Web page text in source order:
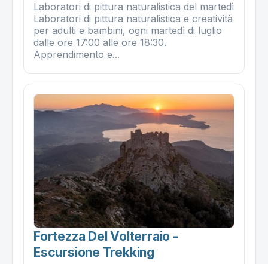
Laboratori di pittura naturalistica del martedì
Laboratori di pittura naturalistica e creatività
per adulti e bambini, ogni martedì di luglio
dalle ore 17:00 alle ore 18:30.
Apprendimento e...
Fortezza Del Volterraio -
Escursione Trekking